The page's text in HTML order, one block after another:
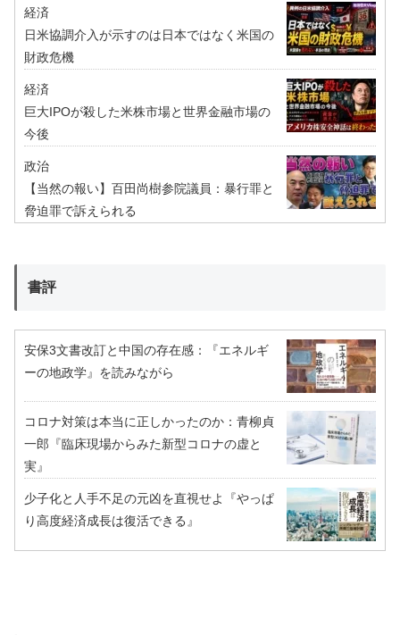
経済
日米協調介入が示すのは日本ではなく米国の
財政危機
経済
巨大IPOが殺した米株市場と世界金融市場の
今後
政治
【当然の報い】百田尚樹参院議員：暴行罪と
脅迫罪で訴えられる
書評
安保3文書改訂と中国の存在感：『エネルギ
ーの地政学』を読みながら
コロナ対策は本当に正しかったのか：青柳貞
一郎『臨床現場からみた新型コロナの虚と
実』
少子化と人手不足の元凶を直視せよ『やっぱ
り高度経済成長は復活できる』